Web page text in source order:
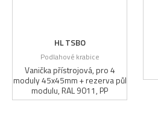
HL TSBO
Podlahové krabice
Vanička přístrojová, pro 4
moduly 45x45mm + rezerva půl
modulu, RAL 9011, PP